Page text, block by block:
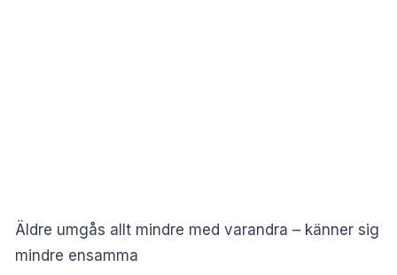
Äldre umgås allt mindre med varandra – känner sig
mindre ensamma